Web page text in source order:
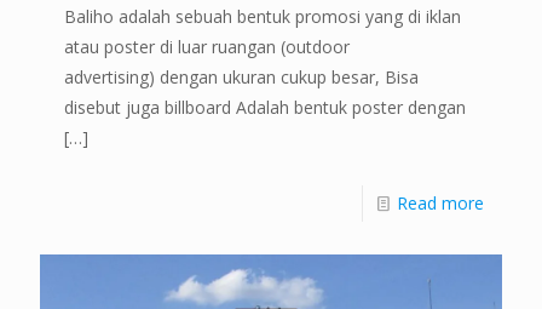
Baliho adalah sebuah bentuk promosi yang di iklan
atau poster di luar ruangan (outdoor
advertising) dengan ukuran cukup besar, Bisa
disebut juga billboard Adalah bentuk poster dengan
[…]
Read more